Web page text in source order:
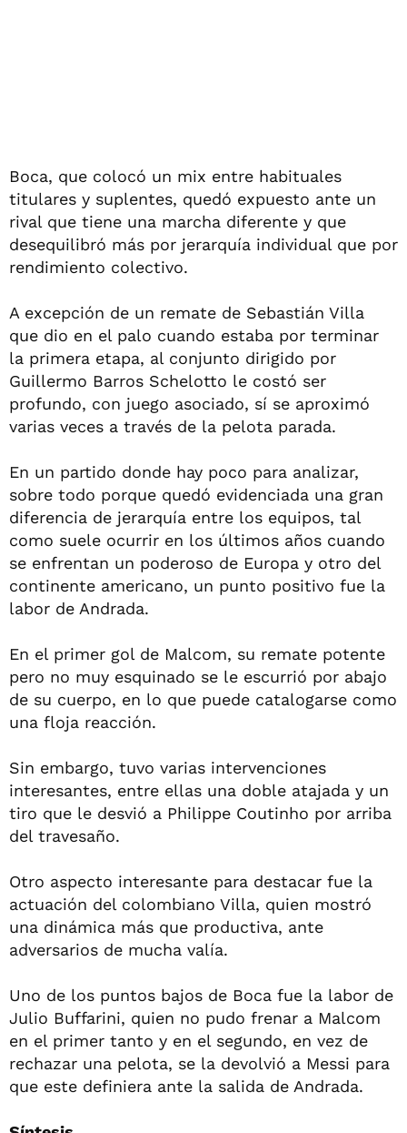
Boca, que colocó un mix entre habituales
titulares y suplentes, quedó expuesto ante un
rival que tiene una marcha diferente y que
desequilibró más por jerarquía individual que por
rendimiento colectivo.
A excepción de un remate de Sebastián Villa
que dio en el palo cuando estaba por terminar
la primera etapa, al conjunto dirigido por
Guillermo Barros Schelotto le costó ser
profundo, con juego asociado, sí se aproximó
varias veces a través de la pelota parada.
En un partido donde hay poco para analizar,
sobre todo porque quedó evidenciada una gran
diferencia de jerarquía entre los equipos, tal
como suele ocurrir en los últimos años cuando
se enfrentan un poderoso de Europa y otro del
continente americano, un punto positivo fue la
labor de Andrada.
En el primer gol de Malcom, su remate potente
pero no muy esquinado se le escurrió por abajo
de su cuerpo, en lo que puede catalogarse como
una floja reacción.
Sin embargo, tuvo varias intervenciones
interesantes, entre ellas una doble atajada y un
tiro que le desvió a Philippe Coutinho por arriba
del travesaño.
Otro aspecto interesante para destacar fue la
actuación del colombiano Villa, quien mostró
una dinámica más que productiva, ante
adversarios de mucha valía.
Uno de los puntos bajos de Boca fue la labor de
Julio Buffarini, quien no pudo frenar a Malcom
en el primer tanto y en el segundo, en vez de
rechazar una pelota, se la devolvió a Messi para
que este definiera ante la salida de Andrada.